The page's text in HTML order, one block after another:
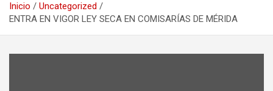
Inicio
Uncategorized
ENTRA EN VIGOR LEY SECA EN COMISARÍAS DE MÉRIDA